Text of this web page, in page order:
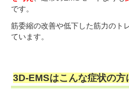
です。
筋委縮の改善や低下した筋力のト
ています。
3D-EMSはこんな症状の方